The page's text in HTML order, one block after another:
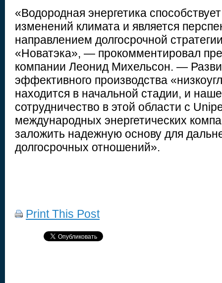
«Водородная энергетика
изменений климата и является
направлением долгосрочной
«Новатэка», — прокомментировал
компании Леонид Михельсон. —
эффективного производства
находится в начальной стадии, и
сотрудничество в этой области с
международных энергетических
заложить надежную основу для
долгосрочных отношений».
Print This Post